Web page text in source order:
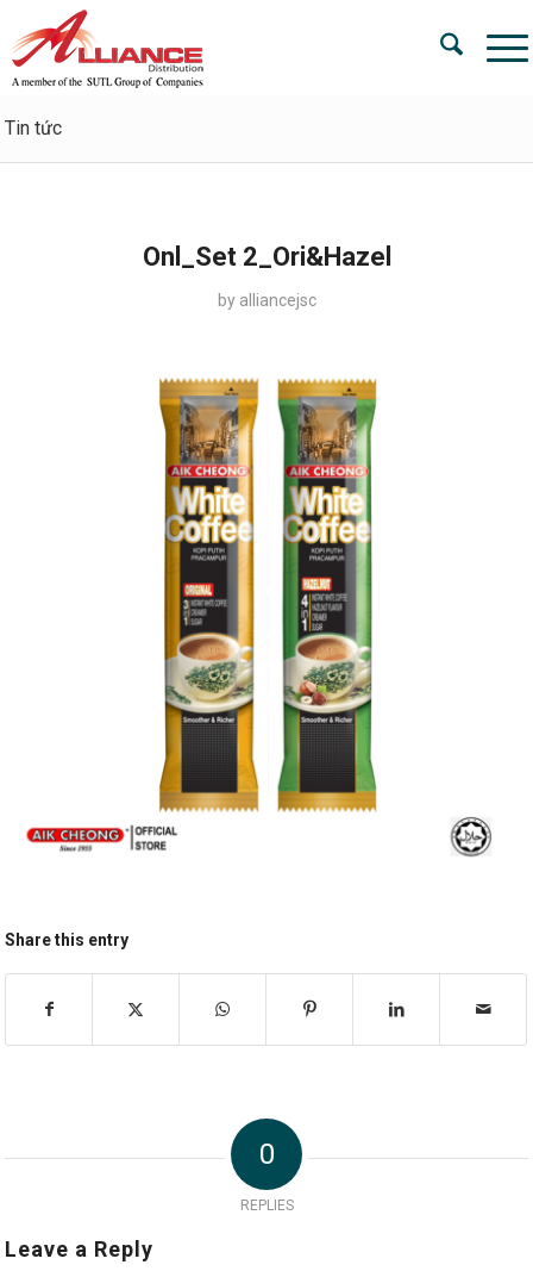
Tin tức
Onl_Set 2_Ori&Hazel
by alliancejsc
Share this entry
0
REPLIES
Leave a Reply